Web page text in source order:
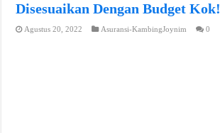
Disesuaikan Dengan Budget Kok!
Agustus 20, 2022 Asuransi-KambingJoynim 0